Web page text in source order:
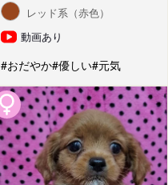
レッド系（赤色）
動画あり
#おだやか#優しい#元気